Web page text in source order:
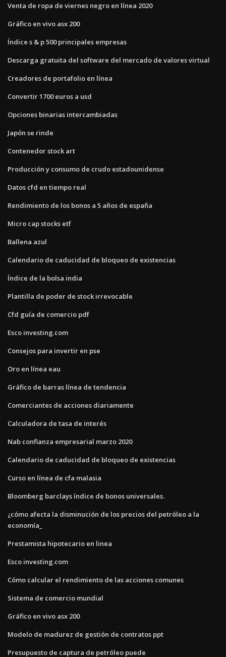
Venta de ropa de viernes negro en línea 2020
Gráfico en vivo asx 200
Índice s & p 500 principales empresas
Descarga gratuita del software del mercado de valores virtual
Creadores de portafolio en línea
Convertir 1700 euros a usd
Opciones binarias intercambiadas
Japón se rinde
Contenedor stock art
Producción y consumo de crudo estadounidense
Datos cfd en tiempo real
Rendimiento de los bonos a 5 años de españa
Micro cap stocks etf
Ballena azul
Calendario de caducidad de bloqueo de existencias
Índice de la bolsa india
Plantilla de poder de stock irrevocable
Cfd guía de comercio pdf
Esco investing.com
Consejos para invertir en pse
Oro en línea eau
Gráfico de barras línea de tendencia
Comerciantes de acciones diariamente
Calculadora de tasa de interés
Nab confianza empresarial marzo 2020
Calendario de caducidad de bloqueo de existencias
Curso en línea de cfa malasia
Bloomberg barclays índice de bonos universales.
¿cómo afecta la disminución de los precios del petróleo a la
economía_
Prestamista hipotecario en linea
Esco investing.com
Cómo calcular el rendimiento de las acciones comunes
Sistema de comercio mundial
Gráfico en vivo asx 200
Modelo de madurez de gestión de contratos ppt
Presupuesto de captura de petróleo puede